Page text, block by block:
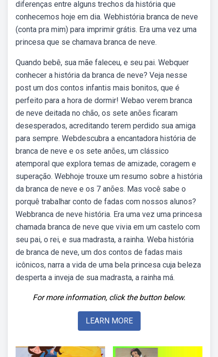
diferenças entre alguns trechos da história que
conhecemos hoje em dia. Webhistória branca de neve
(conta pra mim) para imprimir grátis. Era uma vez uma
princesa que se chamava branca de neve.
Quando bebê, sua mãe faleceu, e seu pai. Webquer
conhecer a história da branca de neve? Veja nesse
post um dos contos infantis mais bonitos, que é
perfeito para a hora de dormir! Webao verem branca
de neve deitada no chão, os sete anões ficaram
desesperados, acreditando terem perdido sua amiga
para sempre. Webdescubra a encantadora história de
branca de neve e os sete anões, um clássico
atemporal que explora temas de amizade, coragem e
superação. Webhoje trouxe um resumo sobre a história
da branca de neve e os 7 anões. Mas você sabe o
porquê trabalhar conto de fadas com nossos alunos?
Webbranca de neve história. Era uma vez uma princesa
chamada branca de neve que vivia em um castelo com
seu pai, o rei, e sua madrasta, a rainha. Weba história
de branca de neve, um dos contos de fadas mais
icônicos, narra a vida de uma bela princesa cuja beleza
desperta a inveja de sua madrasta, a rainha má.
For more information, click the button below.
LEARN MORE